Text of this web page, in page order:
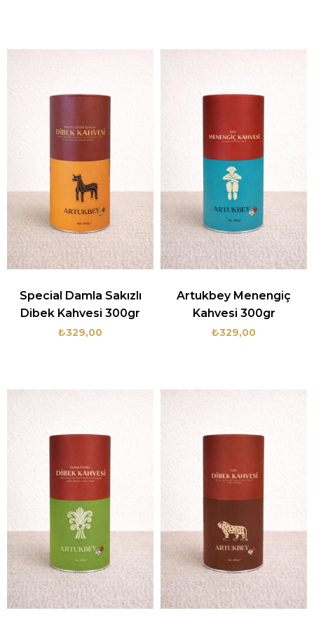
Special Damla Sakızlı
Dibek Kahvesi 300gr
₺329,00
Artukbey Menengiç
Kahvesi 300gr
₺329,00